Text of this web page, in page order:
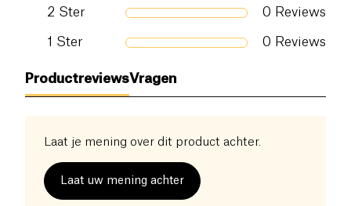
Zout (g) 0 g
2 Ster 0 Reviews
1 Ster 0 Reviews
ProductreviewsVragen
Laat je mening over dit product achter.
Laat uw mening achter